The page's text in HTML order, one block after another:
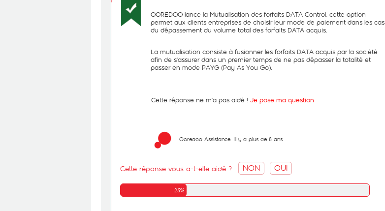
OOREDOO lance la Mutualisation des forfaits DATA Control, cette option
permet aux clients entreprises de choisir leur mode de paiement dans les cas
du dépassement du volume total des forfaits DATA acquis.
La mutualisation consiste à fusionner les forfaits DATA acquis par la société
afin de s'assurer dans un premier temps de ne pas dépasser la totalité et
passer en mode PAYG (Pay As You Go).
- Cette réponse ne m’a pas aidé ! Je pose ma question
Ooredoo Assistance il y a plus de 8 ans
Cette réponse vous a-t-elle aidé ? NON OUI
25%